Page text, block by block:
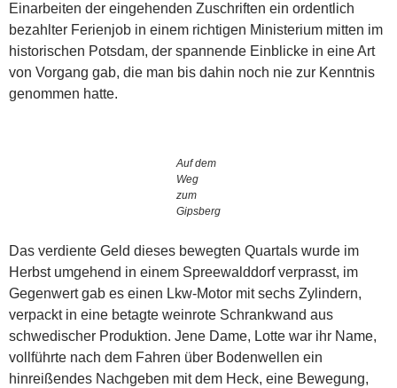
Einarbeiten der eingehenden Zuschriften ein ordentlich
bezahlter Ferienjob in einem richtigen Ministerium mitten im
historischen Potsdam, der spannende Einblicke in eine Art
von Vorgang gab, die man bis dahin noch nie zur Kenntnis
genommen hatte.
Auf dem
Weg
zum
Gipsberg
Das verdiente Geld dieses bewegten Quartals wurde im
Herbst umgehend in einem Spreewalddorf verprasst, im
Gegenwert gab es einen Lkw-Motor mit sechs Zylindern,
verpackt in eine betagte weinrote Schrankwand aus
schwedischer Produktion. Jene Dame, Lotte war ihr Name,
vollführte nach dem Fahren über Bodenwellen ein
hinreißendes Nachgeben mit dem Heck, eine Bewegung,